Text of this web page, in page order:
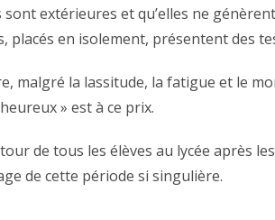
extérieures et qu’elles ne
placés en isolement, présentent des
malgré la lassitude, la fatigue et le
» est à ce prix.
de tous les élèves au lycée après
de cette période si singulière.